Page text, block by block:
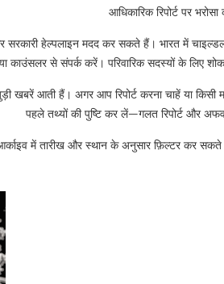
आधिकारिक रिपोर्ट पर
हेल्पलाइन मदद कर सकते हैं। भारत में
काउंसलर से संपर्क करें। परिवारिक सदस्यों के लिए
खबरें आती हैं। अगर आप रिपोर्ट करना चाहें या
पहले तथ्यों की पुष्टि कर लें—गलत रिपोर्ट और
में तारीख और स्थान के अनुसार फ़िल्टर कर